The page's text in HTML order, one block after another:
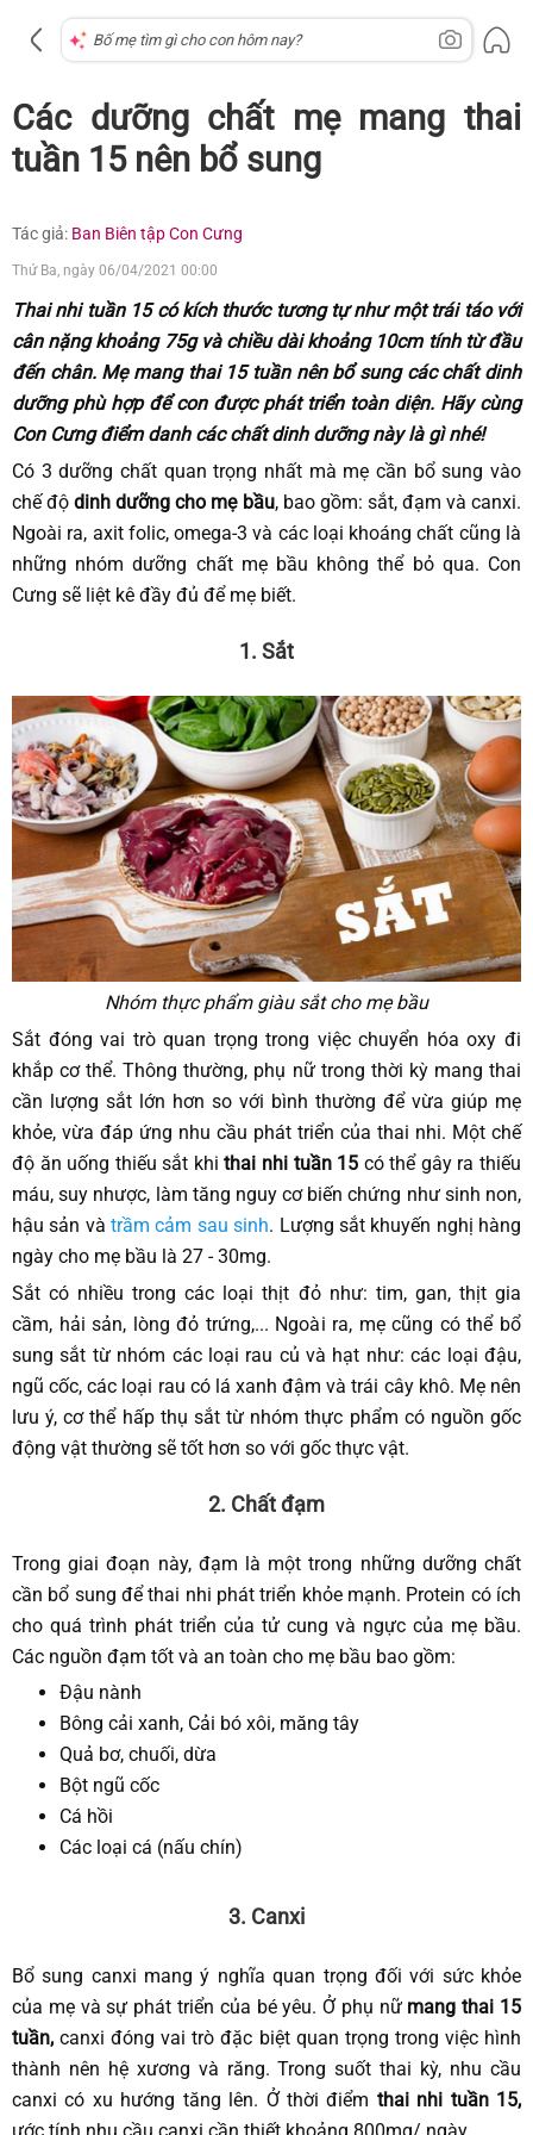
Các dưỡng chất mẹ mang thai
tuần 15 nên bổ sung
Tác giả: Ban Biên tập Con Cưng
Thứ Ba, ngày 06/04/2021 00:00
Thai nhi tuần 15có kích thước tương tự như một trái táo với
cân nặng khoảng 75g và chiều dài khoảng 10cm tính từ đầu
đến chân. Mẹ mang thai 15 tuần nên bổ sung các chất dinh
dưỡng phù hợp để con được phát triển toàn diện. Hãy cùng
Con Cưng điểm danh các chất dinh dưỡng này là gì nhé!
Có 3 dưỡng chất quan trọng nhất mà mẹ cần bổ sung vào
chế độdinh dưỡng cho mẹ bầu, bao gồm: sắt, đạm và canxi.
Ngoài ra, axit folic, omega-3 và các loại khoáng chất cũng là
những nhóm dưỡng chất mẹ bầu không thể bỏ qua. Con
Cưng sẽ liệt kê đầy đủ để mẹ biết.
1. Sắt
Nhóm thực phẩm giàu sắt cho mẹ bầu
Sắt đóng vai trò quan trọng trong việc chuyển hóa oxy đi
khắp cơ thể. Thông thường, phụ nữ trong thời kỳ mang thai
cần lượng sắt lớn hơn so với bình thường để vừa giúp mẹ
khỏe, vừa đáp ứng nhu cầu phát triển của thai nhi. Một chế
độ ăn uống thiếu sắt khithai nhi tuần 15 có thể gây ra thiếu
máu, suy nhược, làm tăng nguy cơ biến chứng như sinh non,
hậu sản vàtrầm cảm sau sinh. Lượng sắt khuyến nghị hàng
ngày cho mẹ bầu là 27 - 30mg.
Sắt có nhiều trong các loại thịt đỏ như: tim, gan, thịt gia
cầm, hải sản, lòng đỏ trứng,... Ngoài ra, mẹ cũng có thể bổ
sung sắt từ nhóm các loại rau củ và hạt như: các loại đậu,
ngũ cốc, các loại rau có lá xanh đậm và trái cây khô. Mẹ nên
lưu ý, cơ thể hấp thụ sắt từ nhóm thực phẩm có nguồn gốc
động vật thường sẽ tốt hơn so với gốc thực vật.
2. Chất đạm
Trong giai đoạn này, đạm là một trong những dưỡng chất
cần bổ sung để thai nhi phát triển khỏe mạnh. Protein có ích
cho quá trình phát triển của tử cung và ngực của mẹ bầu.
Các nguồn đạm tốt và an toàn cho mẹ bầu bao gồm:
Đậu nành
Bông cải xanh, Cải bó xôi, măng tây
Quả bơ, chuối, dừa
Bột ngũ cốc
Cá hồi
Các loại cá (nấu chín)
3. Canxi
Bổ sung canxi mang ý nghĩa quan trọng đối với sức khỏe
của mẹ và sự phát triển của bé yêu. Ở phụ nữ mang thai 15
tuần, canxi đóng vai trò đặc biệt quan trọng trong việc hình
thành nên hệ xương và răng. Trong suốt thai kỳ, nhu cầu
canxi có xu hướng tăng lên. Ở thời điểm thai nhi tuần 15,